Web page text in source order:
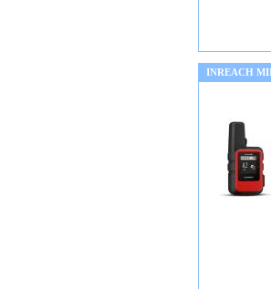
INREACH